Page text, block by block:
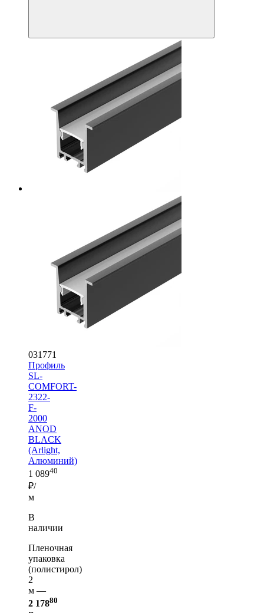
031771
Профиль
SL-
COMFORT-
2322-
F-
2000
ANOD
BLACK
(Arlight,
Алюминий)
1 08940
₽/
м
В
наличии
Пленочная
упаковка
(полистирол)
2
м —
2 17880